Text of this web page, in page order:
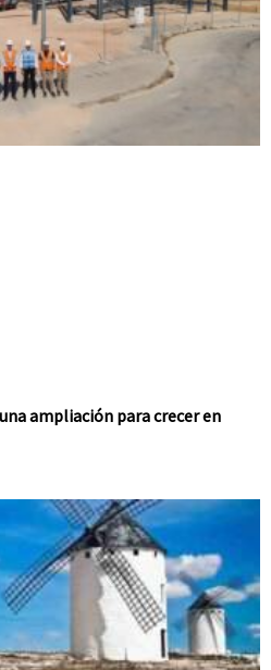
ampliación para crecer en